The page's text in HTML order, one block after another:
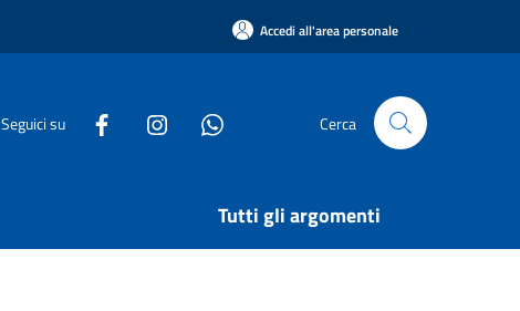
Accedi all'area personale
Seguici su Cerca
Tutti gli argomenti